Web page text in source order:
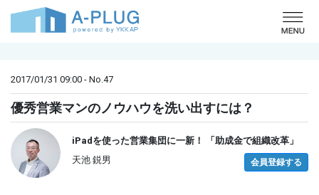
2017/01/31 09:00 - No.47
優秀営業マンのノウハウを洗い出すには？
iPadを使った営業集団に一新！ 「助成金で組織改革」
天池 鋭男
会員登録する